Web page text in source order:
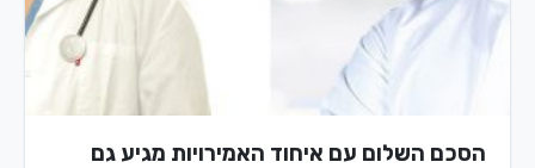
הסכם השלום עם איחוד האמירויות מגיע גם